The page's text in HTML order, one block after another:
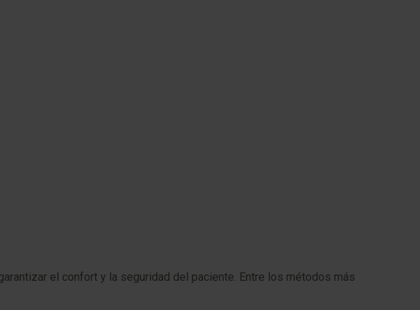
el confort y la seguridad del paciente. Entre los métodos más